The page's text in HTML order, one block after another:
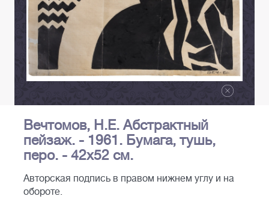
Вечтомов, Н.Е. Абстрактный
пейзаж. - 1961. Бумага, тушь,
перо. - 42х52 см.
Авторская подпись в правом нижнем углу и на
обороте.